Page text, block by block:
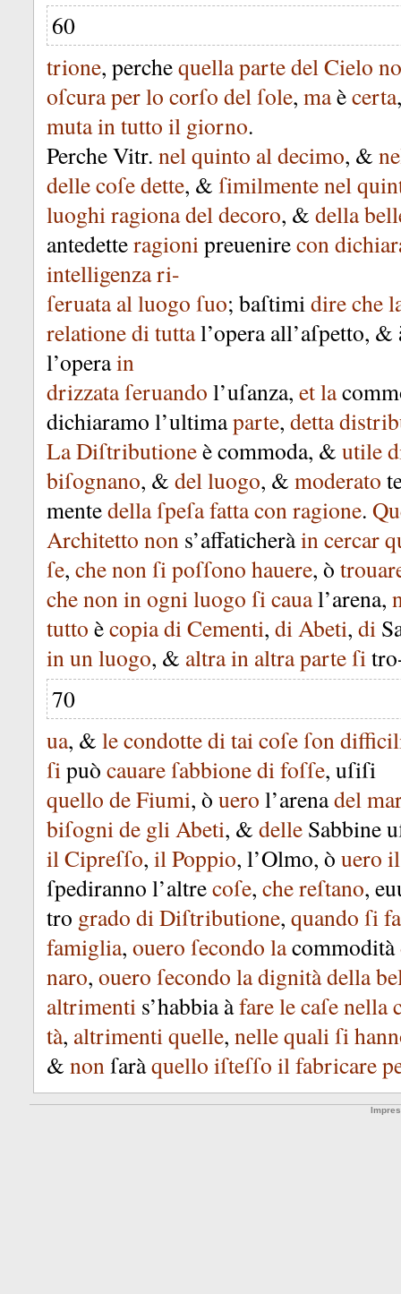
60
trione, perchequellapartedelCielo
oſcuraperlo corſo delſole, maècerta
mutaintutto il giorno.
PercheVitr. nelquinto aldecimo, &
dellecoſedette, & ſimilmentenel
luoghiragionadeldecoro, & della
antedetteragionipreuenirecon
intelligenzari-
ſeruata alluogo ſuo; baſtimidireche
relationedituttal’opera all’aſpetto, &
l’operain
drizzataſeruando l’uſanza, etla
dichiaramo l’ultimaparte, detta
LaDiſtributioneècommoda, & utile
biſognano, & delluogo, & moderato
mentedellaſpeſafattaconragione.
Architetto non s’affaticheràincercar
ſe, chenonſipoſſono hauere, ò
chenoninogniluogo ſicaual’arena,
tutto ècopiadiCementi, diAbeti, di
inunluogo, & altrain altraparteſi
70
ua, & lecondotteditaicoſeſon
ſipuò cauareſabbionedifoſſe, uſiſi
quello deFiumi, ò uero l’arenadel
biſognide gliAbeti, & delle Sabbine
ilCipreſſo, ilPoppio, l’Olmo, ò uero il
ſpediranno l’altrecoſe, chereſtano,
tro grado diDiſtributione, quando ſi
famiglia, ouero ſecondo lacommodità
naro, ouero ſecondo ladignitàdella
altrimenti s’habbia àfarelecaſenella
tà, altrimentiquelle, nellequaliſi
& nonſaràquello iſteſſo ilfabricare